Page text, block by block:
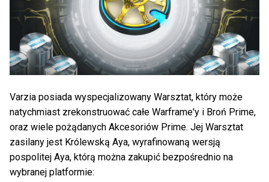
Varzia posiada wyspecjalizowany Warsztat, który może
natychmiast zrekonstruować całe Warframe'y i Broń Prime,
oraz wiele pożądanych Akcesoriów Prime. Jej Warsztat
zasilany jest Królewską Aya, wyrafinowaną wersją
pospolitej Aya, którą można zakupić bezpośrednio na
wybranej platformie: